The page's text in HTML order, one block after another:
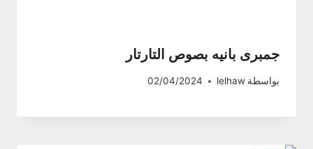
جمبرى بانيه بصوص التارتار
بواسطة lelhaw
02/04/2024